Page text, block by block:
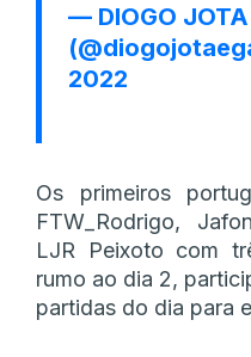
— DIOGO
2022
Os primeiros
FTW_Rodrigo,
LJR Peixoto com
rumo ao dia 2,
partidas do dia para